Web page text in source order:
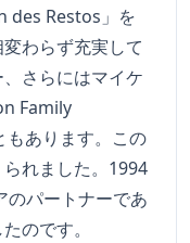
des Restos」を
わらず充実して
さらにはマイケ
Family
あります。この
れました。1994
のパートナーであ
のです。